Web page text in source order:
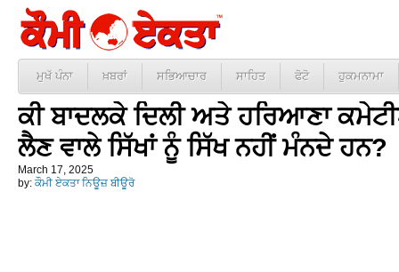
ਮੁਖੱ ਪੰਨਾ ਖ਼ਬਰਾਂ ਸਭਿਆਚਾਰ ਸਾਹਿਤ ਫੋਟੋ ਹੁਕਮਨਾਮਾ
ਕੀ ਬਾਦਲਕੇ ਦਿਲੀ ਅਤੇ ਹਰਿਆਣਾ
ਲੈਣ ਵਾਲੇ ਸਿੱਖਾਂ ਨੂੰ ਸਿੱਖ ਨਹੀਂ ਮੰਨਦੇ ਹਨ?
March 17, 2025
by: ਕੌਮੀ ਏਕਤਾ ਨਿਊਜ਼ ਬੀਊਰੋ